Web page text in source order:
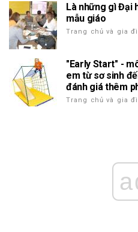
Là những gì Đại
mẫu giáo
Trang chủ và gia
"Early Start" -
em từ sơ sinh
đánh giá thêm
Trang chủ và gia